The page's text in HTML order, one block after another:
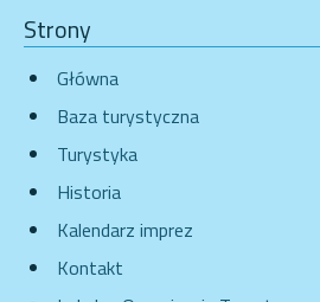
Strony
Główna
Baza turystyczna
Turystyka
Historia
Kalendarz imprez
Kontakt